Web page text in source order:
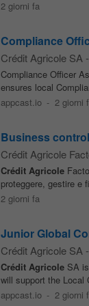
2 giorni fa
Compliance
Crédit Agricole SA -
Compliance Officer
ensures local
appcast.io - 2 giorni
Business
Crédit Agricole
Crédit Agricole
proteggere, gestire e
2 giorni fa
Junior Global
Crédit Agricole SA -
Crédit AgricoleSA is
will support the Local
appcast.io - 2 giorni